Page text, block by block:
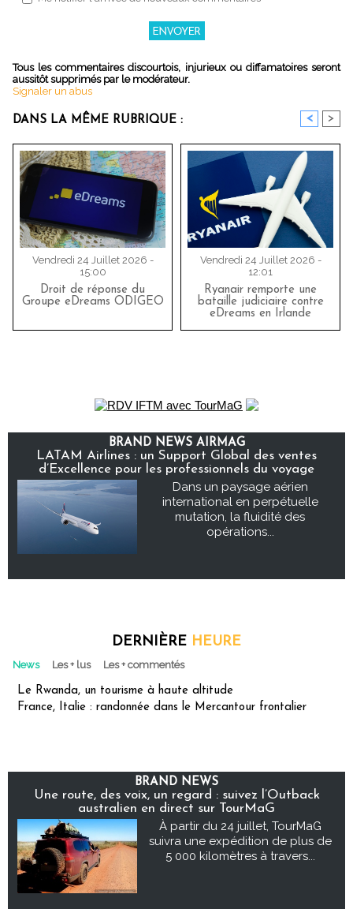
Tous les commentaires discourtois, injurieux ou diffamatoires seront
aussitôt supprimés par le modérateur.
Signaler un abus
DANS LA MÊME RUBRIQUE : < >
Vendredi 24 Juillet 2026 -
15:00
Droit de réponse du
Groupe eDreams ODIGEO
Vendredi 24 Juillet 2026 -
12:01
Ryanair remporte une
bataille judiciaire contre
eDreams en Irlande
BRAND NEWS AIRMAG
LATAM Airlines : un Support Global des ventes
d’Excellence pour les professionnels du voyage
Dans un paysage aérien
international en perpétuelle
mutation, la fluidité des
opérations...
DERNIÈRE HEURE
News Les + lus Les + commentés
Le Rwanda, un tourisme à haute altitude
France, Italie : randonnée dans le Mercantour frontalier
BRAND NEWS
Une route, des voix, un regard : suivez l’Outback
australien en direct sur TourMaG
À partir du 24 juillet, TourMaG
suivra une expédition de plus de
5 000 kilomètres à travers...